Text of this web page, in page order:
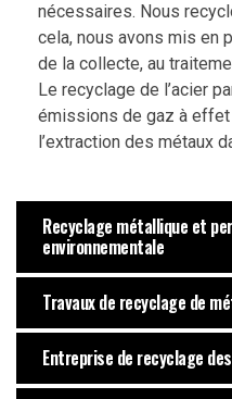
nécessaires. Nous
cela, nous avons mis en
de la collecte, au
Le recyclage de l’acier
émissions de gaz à
l’extraction des métaux
Recyclage métallique et
environnementale
Travaux de recyclage de
Entreprise de recyclage